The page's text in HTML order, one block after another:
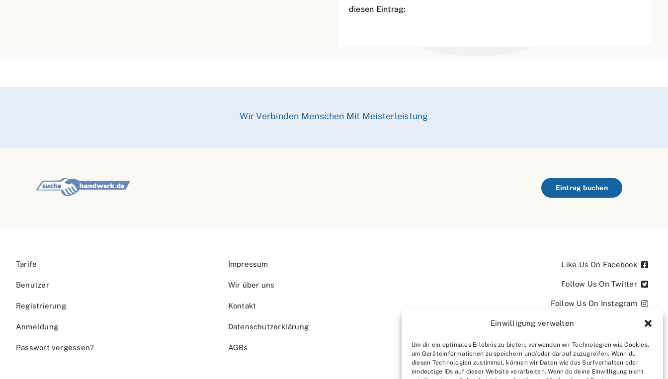
Einwilligung verwalten
Um dir ein optimales Erlebnis zu bieten, verwenden wir Technologien wie Cookies,
um Geräteinformationen zu speichern und/oder darauf zuzugreifen. Wenn du
diesen Technologien zustimmst, können wir Daten wie das Surfverhalten oder
eindeutige IDs auf dieser Website verarbeiten. Wenn du deine Einwilligung nicht
diesen Eintrag:
Wir Verbinden Menschen Mit Meisterleistung
Eintrag buchen
Tarife
Benutzer
Registrierung
Anmeldung
Passwort vergessen?
Impressum
Wir über uns
Kontakt
Datenschutzerklärung
AGBs
Like Us On Facebook
Follow Us On Twitter
Follow Us On Instagram
Follow Us On LinkedIn
Follow us on YouTube
Follow us on Pinterest